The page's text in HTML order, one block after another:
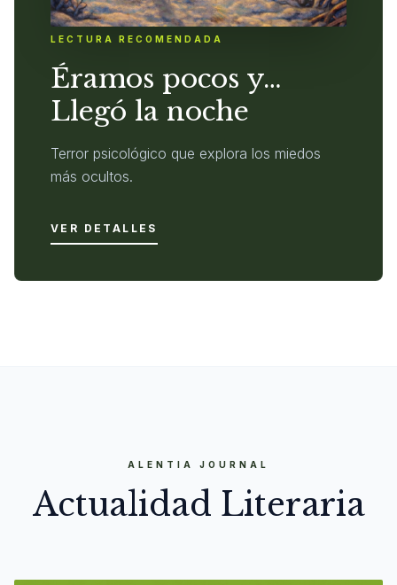
LECTURA RECOMENDADA
Éramos pocos y…
Llegó la noche
Terror psicológico que explora los miedos
más ocultos.
VER DETALLES
ALENTIA JOURNAL
Actualidad Literaria